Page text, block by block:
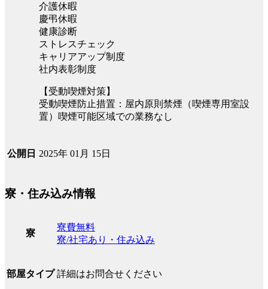
介護休暇
慶弔休暇
健康診断
ストレスチェック
キャリアアップ制度
社内表彰制度
【受動喫煙対策】
受動喫煙防止措置：屋内原則禁煙（喫煙専用室設
置）喫煙可能区域での業務なし
公開日 2025年 01月 15日
寮・住み込み情報
寮
寮費無料
寮/社宅あり・住み込み
部屋タイプ 詳細はお問合せください